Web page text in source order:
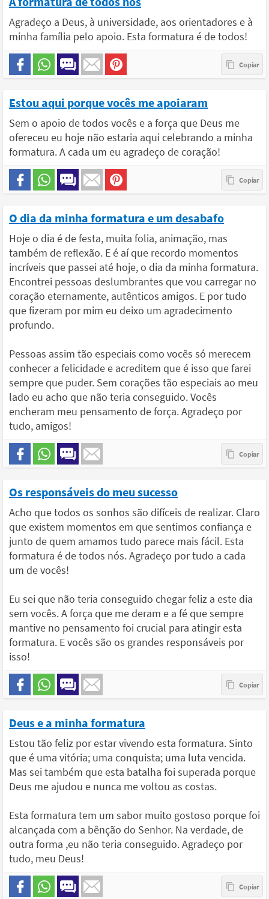
Agradeço a Deus, à universidade, aos orientadores e à
minha família pelo apoio. Esta formatura é de todos!
Estou aqui porque vocês me apoiaram
Sem o apoio de todos vocês e a força que Deus me
ofereceu eu hoje não estaria aqui celebrando a minha
formatura. A cada um eu agradeço de coração!
O dia da minha formatura e um desabafo
Hoje o dia é de festa, muita folia, animação, mas
também de reflexão. E é aí que recordo momentos
incríveis que passei até hoje, o dia da minha formatura.
Encontrei pessoas deslumbrantes que vou carregar no
coração eternamente, autênticos amigos. E por tudo
que fizeram por mim eu deixo um agradecimento
profundo.
Pessoas assim tão especiais como vocês só merecem
conhecer a felicidade e acreditem que é isso que farei
sempre que puder. Sem corações tão especiais ao meu
lado eu acho que não teria conseguido. Vocês
encheram meu pensamento de força. Agradeço por
tudo, amigos!
Os responsáveis do meu sucesso
Acho que todos os sonhos são difíceis de realizar. Claro
que existem momentos em que sentimos confiança e
junto de quem amamos tudo parece mais fácil. Esta
formatura é de todos nós. Agradeço por tudo a cada
um de vocês!
Eu sei que não teria conseguido chegar feliz a este dia
sem vocês. A força que me deram e a fé que sempre
mantive no pensamento foi crucial para atingir esta
formatura. E vocês são os grandes responsáveis por
isso!
Deus e a minha formatura
Estou tão feliz por estar vivendo esta formatura. Sinto
que é uma vitória; uma conquista; uma luta vencida.
Mas sei também que esta batalha foi superada porque
Deus me ajudou e nunca me voltou as costas.
Esta formatura tem um sabor muito gostoso porque foi
alcançada com a bênção do Senhor. Na verdade, de
outra forma ,eu não teria conseguido. Agradeço por
tudo, meu Deus!